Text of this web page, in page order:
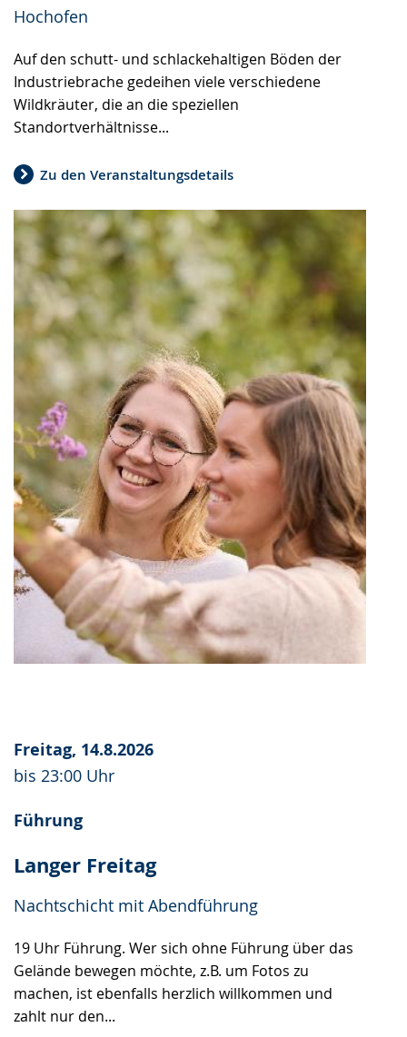
Hochofen
Auf den schutt- und schlackehaltigen Böden der
Industriebrache gedeihen viele verschiedene
Wildkräuter, die an die speziellen
Standortverhältnisse...
Zu den Veranstaltungsdetails
Freitag, 14.8.2026
bis 23:00 Uhr
Führung
Langer Freitag
Nachtschicht mit Abendführung
19 Uhr Führung. Wer sich ohne Führung über das
Gelände bewegen möchte, z.B. um Fotos zu
machen, ist ebenfalls herzlich willkommen und
zahlt nur den...